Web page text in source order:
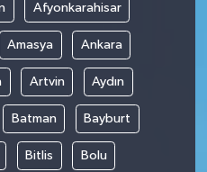
Afyonkarahisar
Amasya Ankara
Artvin Aydın
Batman Bayburt
Bitlis Bolu